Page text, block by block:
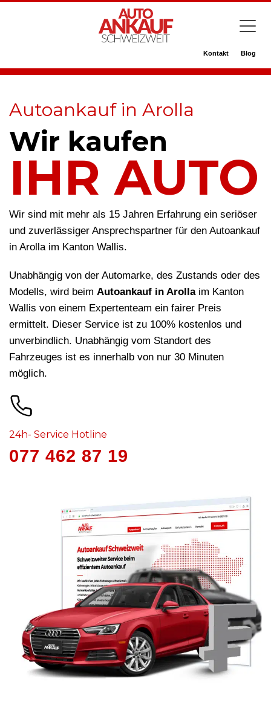
Kontakt Blog
Autoankauf in Arolla
Wir kaufen
IHR AUTO
Wir sind mit mehr als 15 Jahren Erfahrung ein seriöser
und zuverlässiger Ansprechspartner für den Autoankauf
in Arolla im Kanton Wallis.
Unabhängig von der Automarke, des Zustands oder des
Modells, wird beim Autoankauf in Arollaim Kanton
Wallis von einem Expertenteam ein fairer Preis
ermittelt. Dieser Service ist zu 100% kostenlos und
unverbindlich. Unabhängig vom Standort des
Fahrzeuges ist es innerhalb von nur 30 Minuten
möglich.
24h- Service Hotline
077 462 87 19